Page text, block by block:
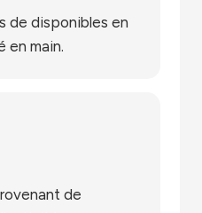
de disponibles en
en main.
de